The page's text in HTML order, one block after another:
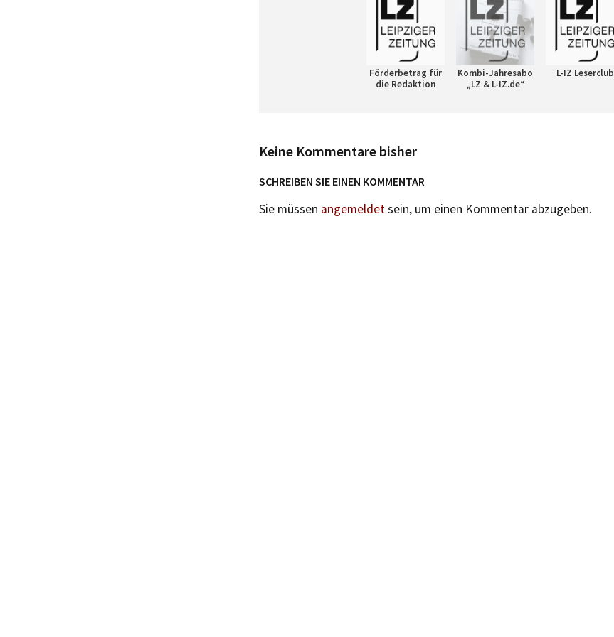
Förderbetrag für
die Redaktion
Kombi-Jahresabo
„LZ & L-IZ.de“
L-IZ Leserclub
Keine Kommentare bisher
SCHREIBEN SIE EINEN KOMMENTAR
Sie müssen angemeldetsein, um einen Kommentar abzugeben.